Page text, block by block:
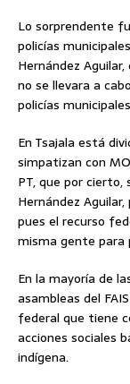
Lo sorprendente
policías
Hernández
no se llevara a
policías
En Tsajala está
simpatizan con
PT, que por
Hernández
pues el recurso
misma gente para
En la mayoría de
asambleas del
federal que tiene
acciones sociales
indígena.